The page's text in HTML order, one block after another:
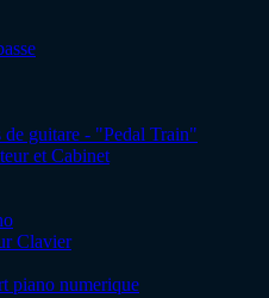
de guitare - "Pedal Train"
et Cabinet
Clavier
piano numerique